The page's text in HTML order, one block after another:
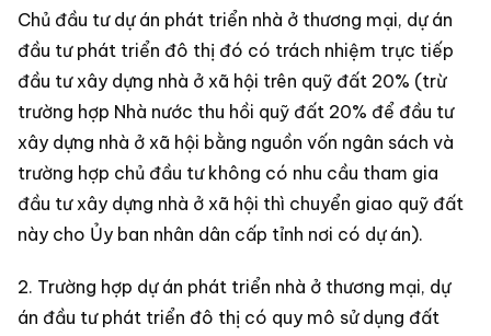
Chủ đầu tư dự án phát triển nhà ở thương mại, dự án
đầu tư phát triển đô thị đó có trách nhiệm trực tiếp
đầu tư xây dựng nhà ở xã hội trên quỹ đất 20% (trừ
trường hợp Nhà nước thu hồi quỹ đất 20% để đầu tư
xây dựng nhà ở xã hội bằng nguồn vốn ngân sách và
trường hợp chủ đầu tư không có nhu cầu tham gia
đầu tư xây dựng nhà ở xã hội thì chuyển giao quỹ đất
này cho Ủy ban nhân dân cấp tỉnh nơi có dự án).
2. Trường hợp dự án phát triển nhà ở thương mại, dự
án đầu tư phát triển đô thị có quy mô sử dụng đất